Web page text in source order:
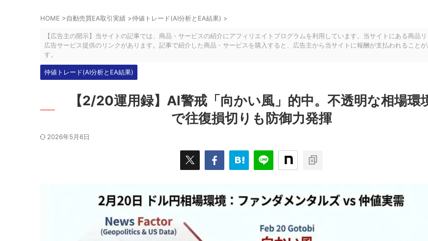
HOME >自動売買EA取引実績 >仲値トレード(AI分析とEA結果) >
【広告主の開示】当サイトの記事では、商品・サービスの紹介にアフィリエイトプログラムを利用しています。当サイトにある商品
広告サービス提供のリンクがあります。記事で紹介した商品・サービスを購入すると、広告主から当サイトに報酬が支払われることが
す。
仲値トレード(AI分析とEA結果)
【2/20運用録】AI警戒「向かい風」的中。不透明な相場環
で往復損切りも防御力発揮
2026年5月6日